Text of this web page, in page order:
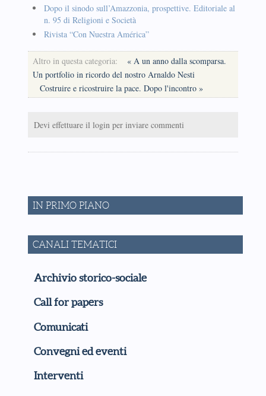
Dopo il sinodo sull’Amazzonia, prospettive. Editoriale al
n. 95 di Religioni e Società
Rivista “Con Nuestra América”
Altro in questa categoria:
« A un anno dalla scomparsa.
Un portfolio in ricordo del nostro Arnaldo Nesti
Costruire e ricostruire la pace. Dopo l'incontro »
Devi effettuare il login per inviare commenti
IN PRIMO PIANO
CANALI TEMATICI
Archivio storico-sociale
Call for papers
Comunicati
Convegni ed eventi
Interventi